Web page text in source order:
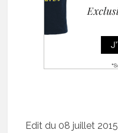
Edit du 08 juillet 2015